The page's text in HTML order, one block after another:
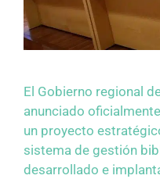
El Gobierno regional
anunciado
un proyecto
sistema de gestión
desarrollado e